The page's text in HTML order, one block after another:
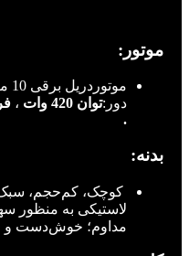
موتور:
دور:توان 420 وات ،
.
بدنه:
لاستیکی به منظور
مداوم؛ خوش‌دست و